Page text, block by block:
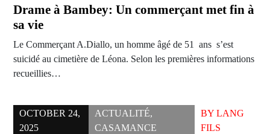
Drame à Bambey: Un commerçant met fin à
sa vie
Le Commerçant A.Diallo, un homme âgé de 51 ans s’est
suicidé au cimetière de Léona. Selon les premières informations
recueillies…
OCTOBER 24,
2025
ACTUALITÉ,
CASAMANCE
BY LANG
FILS